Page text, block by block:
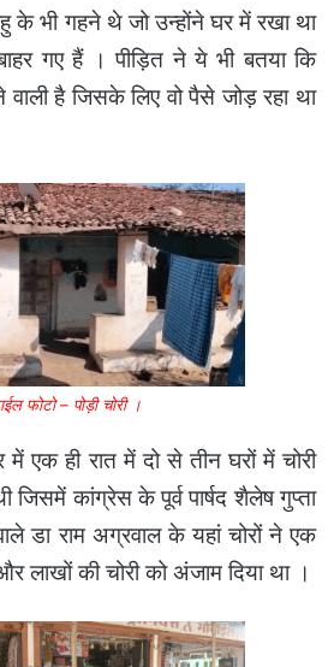
के भी गहने थे जो उन्होंने घर में रखा था
गए हैं । पीड़ित ने ये भी बतया कि
वाली है जिसके लिए वो पैसे जोड़ रहा था
फोटो – पोड़ी चोरी ।
एक ही रात में दो से तीन घरों में चोरी
कांग्रेस के पूर्व पार्षद शैलेष गुप्ता
डा राम अग्रवाल के यहां चोरों ने एक
लाखों की चोरी को अंजाम दिया था ।